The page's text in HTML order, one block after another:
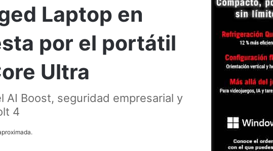
Laptop en
por el portátil
Ultra
AI Boost, seguridad empresarial y
4